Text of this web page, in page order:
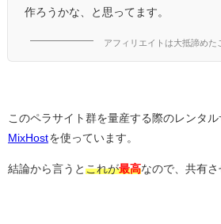
作ろうかな、と思ってます。
アフィリエイトは大抵諦めた
このペラサイト群を量産する際のレンタ
MixHostを使っています。
結論から言うと これが最高なので、共有さ